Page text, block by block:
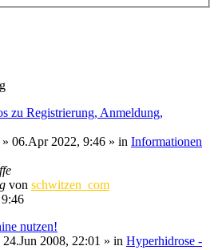
zu Registrierung, Anmeldung,
» 06.Apr 2022, 9:46 » in Informationen
von schwitzen_com
nutzen!
24.Jun 2008, 22:01 » in Hyperhidrose -